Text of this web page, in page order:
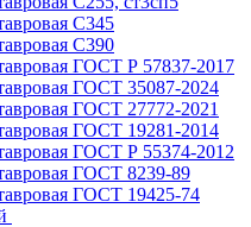
С345
С390
ГОСТ Р 57837-2017
ГОСТ 35087-2024
ГОСТ 27772-2021
ГОСТ 19281-2014
ГОСТ Р 55374-2012
ГОСТ 8239-89
ГОСТ 19425-74